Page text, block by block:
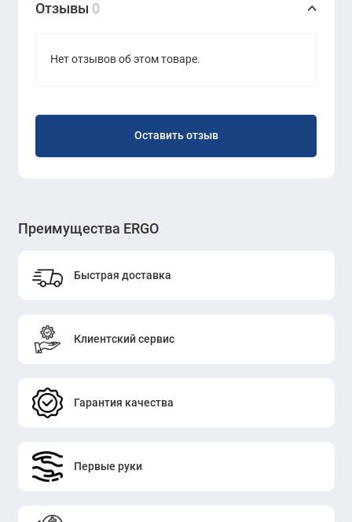
Отзывы 0
Нет отзывов об этом товаре.
Оставить отзыв
Преимущества ERGO
Быстрая доставка
Клиентский сервис
Гарантия качества
Первые руки